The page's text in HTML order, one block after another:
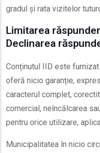
gradul și rata vizitelor
Limitarea
Declinarea
Conținutul IID este furnizat
oferă nicio garanție,
caracterul complet,
comercial, neîncălcarea
pentru orice utilizare,
Municipalitatea în nicio